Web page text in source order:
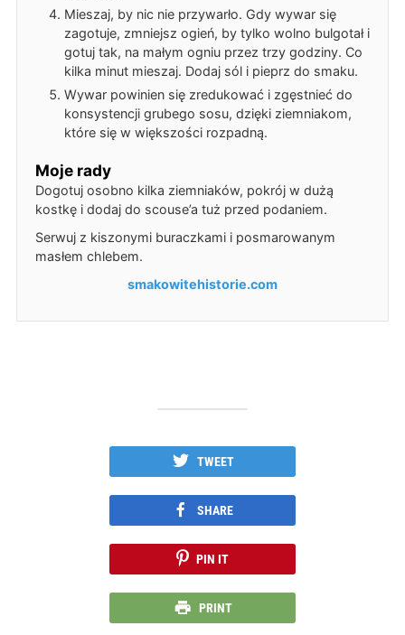
Mieszaj, by nic nie przywarło. Gdy wywar się
zagotuje, zmniejsz ogień, by tylko wolno bulgotał i
gotuj tak, na małym ogniu przez trzy godziny. Co
kilka minut mieszaj. Dodaj sól i pieprz do smaku.
Wywar powinien się zredukować i zgęstnieć do
konsystencji grubego sosu, dzięki ziemniakom,
które się w większości rozpadną.
Moje rady
Dogotuj osobno kilka ziemniaków, pokrój w dużą
kostkę i dodaj do scouse’a tuż przed podaniem.
Serwuj z kiszonymi buraczkami i posmarowanym
masłem chlebem.
smakowitehistorie.com
TWEET
SHARE
PIN IT
PRINT